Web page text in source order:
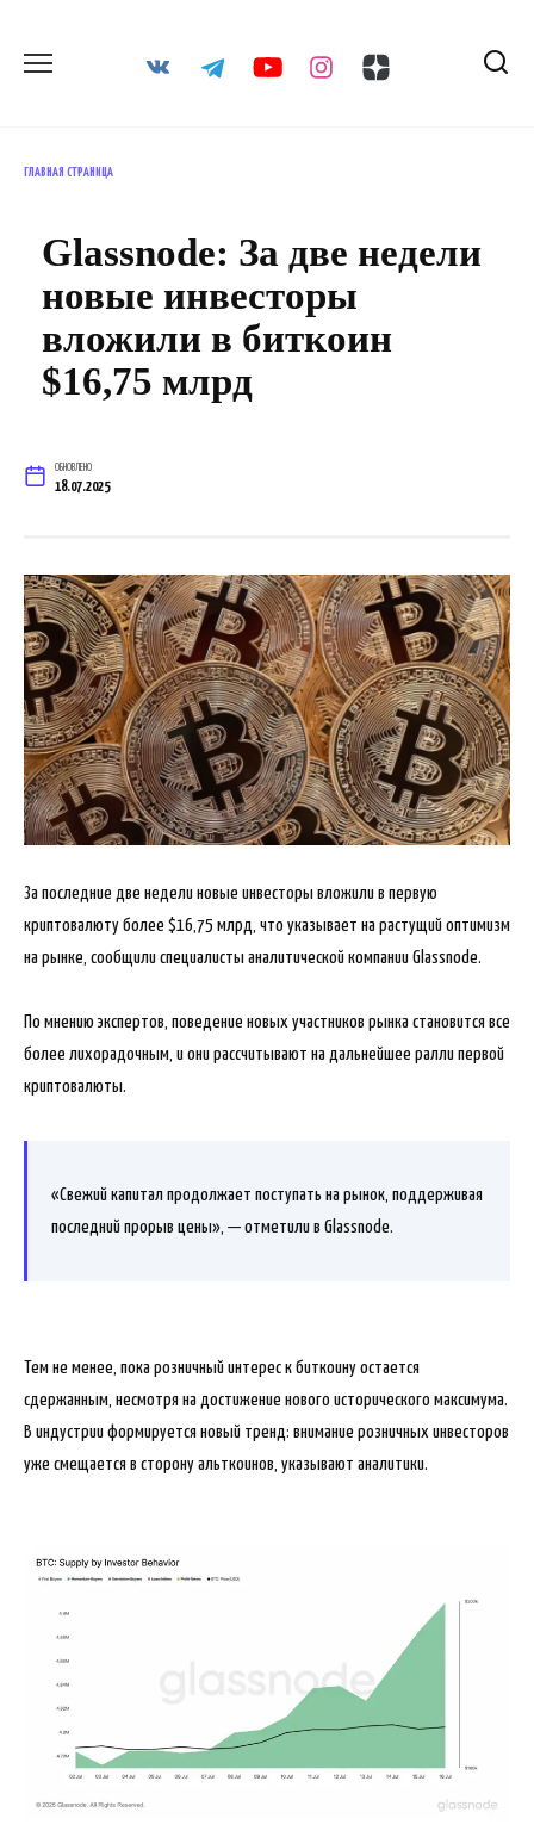
содержанию
ГЛАВНАЯ СТРАНИЦА
Glassnode: За две недели
новые инвесторы
вложили в биткоин
$16,75 млрд
ОБНОВЛЕНО
18.07.2025
За последние две недели новые инвесторы вложили в первую
криптовалюту более $16,75 млрд, что указывает на растущий оптимизм
на рынке, сообщили специалисты аналитической компании Glassnode.
По мнению экспертов, поведение новых участников рынка становится все
более лихорадочным, и они рассчитывают на дальнейшее ралли первой
криптовалюты.
«Свежий капитал продолжает поступать на рынок, поддерживая
последний прорыв цены», — отметили в Glassnode.
Тем не менее, пока розничный интерес к биткоину остается
сдержанным, несмотря на достижение нового исторического максимума.
В индустрии формируется новый тренд: внимание розничных инвесторов
уже смещается в сторону альткоинов, указывают аналитики.